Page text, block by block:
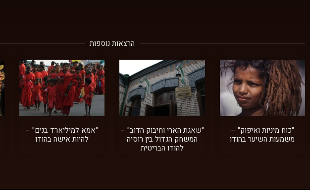
הרצאות נוספות
"כוח מיניות ואיפוק" –
משמעות השיער בהודו
"שאגת הארי וחיבוק הדוב" –
המשחק הגדול בין רוסיה
להודו הבריטית
"אמא למיליארד בנים" –
להיות אישה בהודו